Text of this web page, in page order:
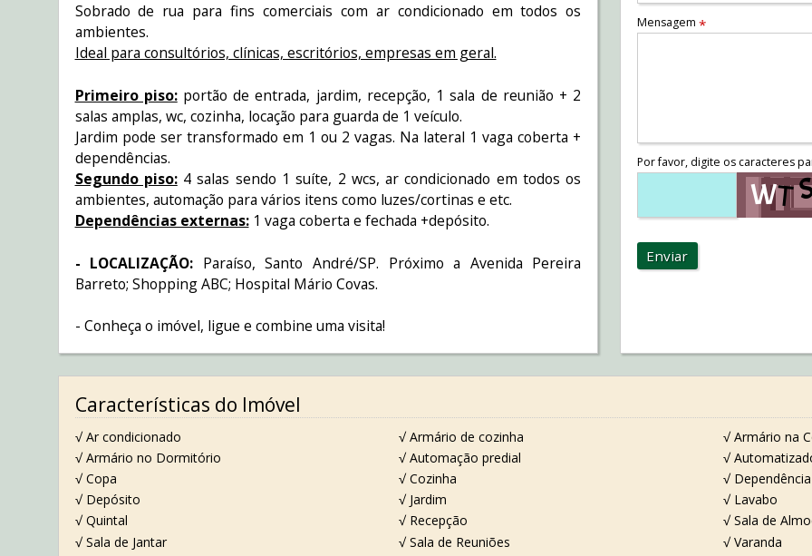
Sobrado de rua para fins comerciais com ar condicionado em todos os
ambientes.
Ideal para consultórios, clínicas, escritórios, empresas em geral.
Primeiro piso:portão de entrada, jardim, recepção, 1 sala de reunião + 2
salas amplas, wc, cozinha, locação para guarda de 1 veículo.
Jardim pode ser transformado em 1 ou 2 vagas. Na lateral 1 vaga coberta +
dependências.
Segundo piso:4 salas sendo 1 suíte, 2 wcs, ar condicionado em todos os
ambientes, automação para vários itens como luzes/cortinas e etc.
Dependências externas:1 vaga coberta e fechada +depósito.
- LOCALIZAÇÃO: Paraíso, Santo André/SP. Próximo a Avenida Pereira
Barreto; Shopping ABC; Hospital Mário Covas.
- Conheça o imóvel, ligue e combine uma visita!
Mensagem *
Por favor, digite os caracteres
Enviar
Características do Imóvel
√ Ar condicionado √ Armário de cozinha
√ Armário na
√ Armário no Dormitório
√ Automação predial
√
√ Copa
√ Cozinha
√
√ Depósito
√ Jardim
√ Lavabo
√ Quintal
√ Recepção
√ Sala de
√ Sala de Jantar
√ Sala de Reuniões
√ Varanda